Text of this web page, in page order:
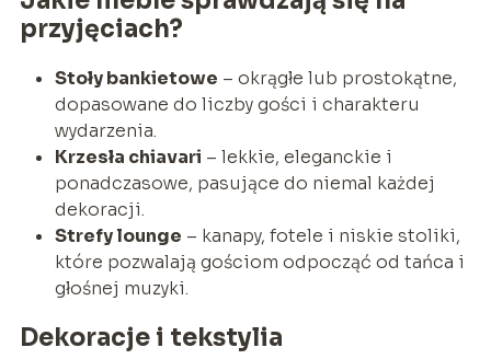
przyjęciach?
Stoły bankietowe – okrągłe lub prostokątne,
dopasowane do liczby gości i charakteru
wydarzenia.
Krzesła chiavari – lekkie, eleganckie i
ponadczasowe, pasujące do niemal każdej
dekoracji.
Strefy lounge – kanapy, fotele i niskie stoliki,
które pozwalają gościom odpocząć od tańca i
głośnej muzyki.
Dekoracje i tekstylia